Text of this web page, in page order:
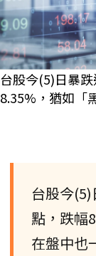
台股今(5)日暴
8.35%，猶如「
台股今
點，跌幅
在盤中也